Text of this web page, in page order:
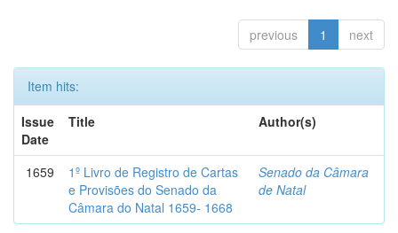
previous 1 next
Item hits:
Issue
Date
Title Author(s)
1659
1º Livro de Registro de Cartas
e Provisões do Senado da
Câmara do Natal 1659- 1668
Senado da Câmara
de Natal